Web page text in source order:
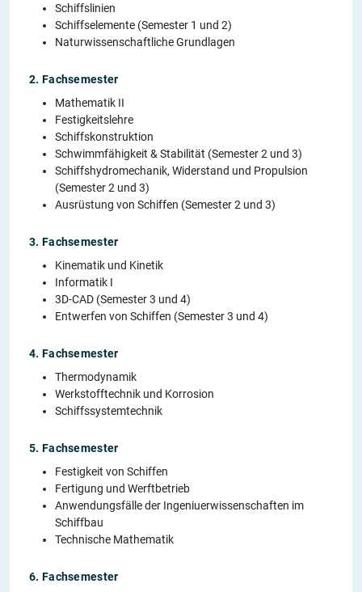
Schiffslinien
Schiffselemente (Semester 1 und 2)
Naturwissenschaftliche Grundlagen
2. Fachsemester
Mathematik II
Festigkeitslehre
Schiffskonstruktion
Schwimmfähigkeit & Stabilität (Semester 2 und 3)
Schiffshydromechanik, Widerstand und Propulsion
(Semester 2 und 3)
Ausrüstung von Schiffen (Semester 2 und 3)
3. Fachsemester
Kinematik und Kinetik
Informatik I
3D-CAD (Semester 3 und 4)
Entwerfen von Schiffen (Semester 3 und 4)
4. Fachsemester
Thermodynamik
Werkstofftechnik und Korrosion
Schiffssystemtechnik
5. Fachsemester
Festigkeit von Schiffen
Fertigung und Werftbetrieb
Anwendungsfälle der Ingeniuerwissenschaften im
Schiffbau
Technische Mathematik
6. Fachsemester